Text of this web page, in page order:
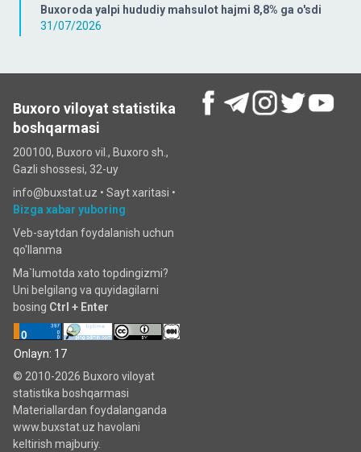
Buxoroda yalpi hududiy mahsulot hajmi 8,8% ga o'sdi
31/07/2026
Buxoro viloyat statistika
boshqarmasi
200100, Buxoro vil., Buxoro sh.,
Gazli shossesi, 32-uy
info@buxstat.uz • Sayt xaritasi •
Bizga xabar yuboring
Veb-saytdan foydalanish uchun
qo'llanma
Ma`lumotda xato topdingizmi?
Uni belgilang va quyidagilarni
bosing Ctrl + Enter
Onlayn: 17
© 2010-2026 Buxoro viloyat
statistika boshqarmasi
Materiallardan foydalanganda
www.buxstat.uz havolani
keltirish majburiy.